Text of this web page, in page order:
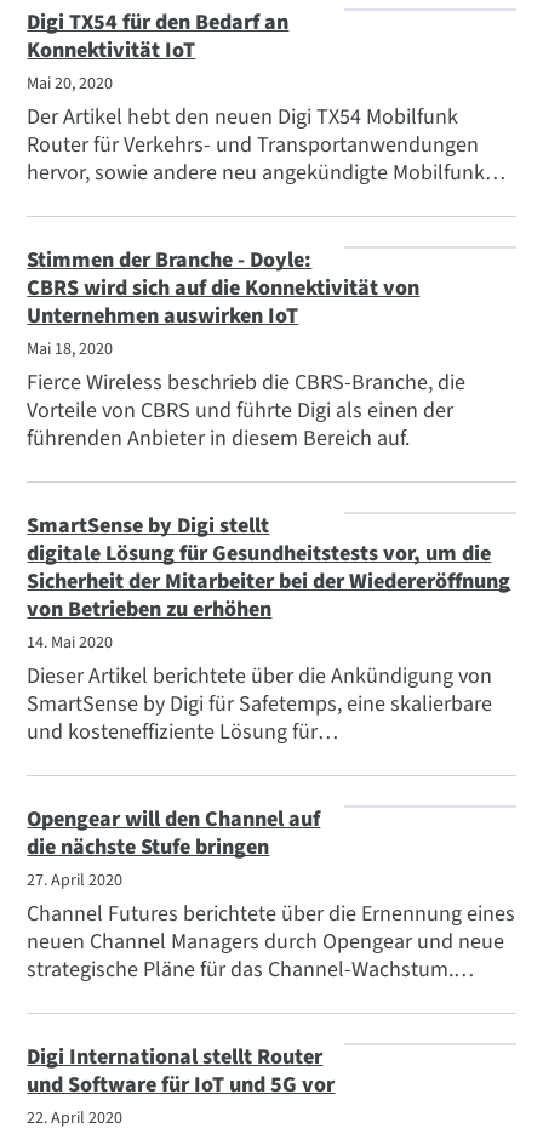
eine Hochgeschwindigkeitsverbindung zu bieten, die
durch unternehmenseigene Sicherheitstools und -
richtlinien unterstützt wird.
Digi TX54 für den Bedarf an
Konnektivität IoT
Mai 20, 2020
Der Artikel hebt den neuen Digi TX54 Mobilfunk
Router für Verkehrs- und Transportanwendungen
hervor, sowie andere neu angekündigte Mobilfunk
Geräteverwaltung.
Stimmen der Branche - Doyle:
CBRS wird sich auf die Konnektivität von
Unternehmen auswirken IoT
Mai 18, 2020
Fierce Wireless beschrieb die CBRS-Branche, die
Vorteile von CBRS und führte Digi als einen der
führenden Anbieter in diesem Bereich auf.
SmartSense by Digi stellt
digitale Lösung für Gesundheitstests vor, um die
Sicherheit der Mitarbeiter bei der Wiedereröffnung
von Betrieben zu erhöhen
14. Mai 2020
Dieser Artikel berichtete über die Ankündigung von
SmartSense by Digi für Safetemps, eine skalierbare
und kosteneffiziente Lösung für
kranke Mitarbeiter in 10 Sekunden zu identifizieren.
Opengear will den Channel auf
die nächste Stufe bringen
27. April 2020
Channel Futures berichtete über die Ernennung eines
neuen Channel Managers durch Opengear und neue
strategische Pläne für das Channel-Wachstum.
Digi International stellt Router
und Software für IoT und 5G vor
22. April 2020